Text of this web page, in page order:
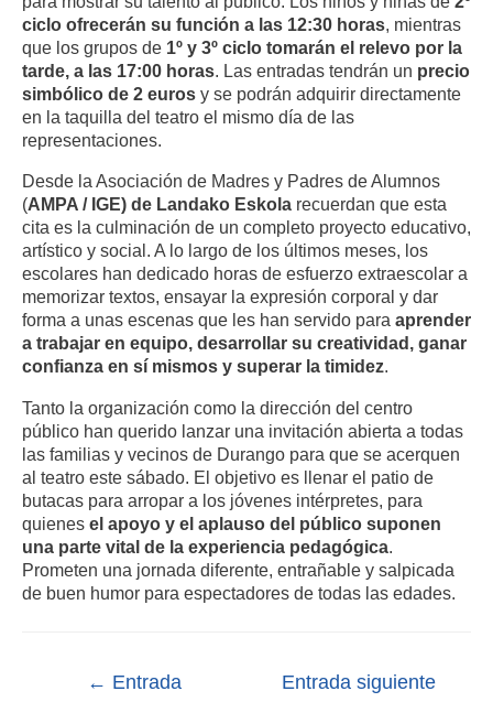
ciclo ofrecerán su función a las 12:30 horas, mientras
que los grupos de 1º y 3º ciclo tomarán el relevo por la
tarde, a las 17:00 horas. Las entradas tendrán un precio
simbólico de 2 euros y se podrán adquirir directamente
en la taquilla del teatro el mismo día de las
representaciones.
Desde la Asociación de Madres y Padres de Alumnos
(AMPA / IGE) de Landako Eskola recuerdan que esta
cita es la culminación de un completo proyecto educativo,
artístico y social. A lo largo de los últimos meses, los
escolares han dedicado horas de esfuerzo extraescolar a
memorizar textos, ensayar la expresión corporal y dar
forma a unas escenas que les han servido para aprender
a trabajar en equipo, desarrollar su creatividad, ganar
confianza en sí mismos y superar la timidez.
Tanto la organización como la dirección del centro
público han querido lanzar una invitación abierta a todas
las familias y vecinos de Durango para que se acerquen
al teatro este sábado. El objetivo es llenar el patio de
butacas para arropar a los jóvenes intérpretes, para
quienes el apoyo y el aplauso del público suponen
una parte vital de la experiencia pedagógica.
Prometen una jornada diferente, entrañable y salpicada
de buen humor para espectadores de todas las edades.
← Entrada
Entrada siguiente